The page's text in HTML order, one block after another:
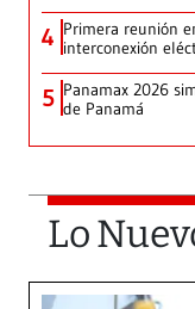
4 Primera reunión
interconexión
5 Panamax 2026
de Panamá
Lo